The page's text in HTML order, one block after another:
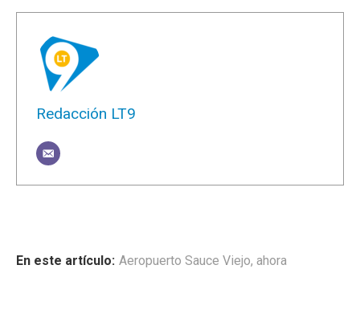
Redacción LT9
Aeropuerto Sauce Viejo, ahora